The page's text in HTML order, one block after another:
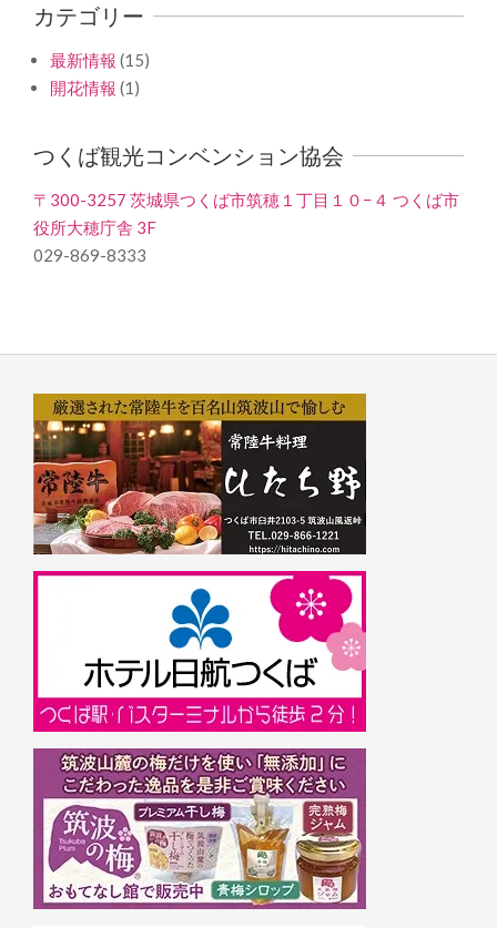
カテゴリー
最新情報 (15)
開花情報 (1)
つくば観光コンベンション協会
〒300-3257 茨城県つくば市筑穂１丁目１０−４ つくば市
役所大穂庁舎 3F
029-869-8333